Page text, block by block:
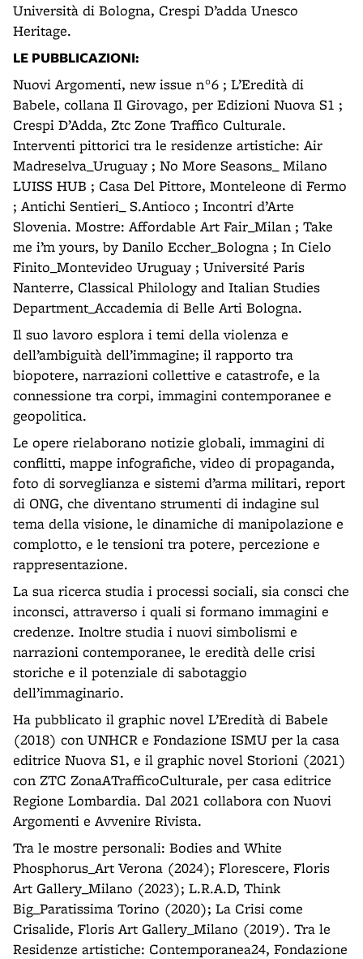
Università di Bologna, Crespi D’adda Unesco
Heritage.
LE PUBBLICAZIONI:
Nuovi Argomenti, new issue n°6 ; L’Eredità di
Babele, collana Il Girovago, per Edizioni Nuova S1 ;
Crespi D’Adda, Ztc Zone Traffico Culturale.
Interventi pittorici tra le residenze artistiche: Air
Madreselva_Uruguay ; No More Seasons_ Milano
LUISS HUB ; Casa Del Pittore, Monteleone di Fermo
; Antichi Sentieri_ S.Antioco ; Incontri d’Arte
Slovenia. Mostre: Affordable Art Fair_Milan ; Take
me i’m yours, by Danilo Eccher_Bologna ; In Cielo
Finito_Montevideo Uruguay ; Université Paris
Nanterre, Classical Philology and Italian Studies
Department_Accademia di Belle Arti Bologna.
Il suo lavoro esplora i temi della violenza e
dell’ambiguità dell’immagine; il rapporto tra
biopotere, narrazioni collettive e catastrofe, e la
connessione tra corpi, immagini contemporanee e
geopolitica.
Le opere rielaborano notizie globali, immagini di
conflitti, mappe infografiche, video di propaganda,
foto di sorveglianza e sistemi d’arma militari, report
di ONG, che diventano strumenti di indagine sul
tema della visione, le dinamiche di manipolazione e
complotto, e le tensioni tra potere, percezione e
rappresentazione.
La sua ricerca studia i processi sociali, sia consci che
inconsci, attraverso i quali si formano immagini e
credenze. Inoltre studia i nuovi simbolismi e
narrazioni contemporanee, le eredità delle crisi
storiche e il potenziale di sabotaggio
dell’immaginario.
Ha pubblicato il graphic novel L’Eredità di Babele
(2018) con UNHCR e Fondazione ISMU per la casa
editrice Nuova S1, e il graphic novel Storioni (2021)
con ZTC ZonaATrafficoCulturale, per casa editrice
Regione Lombardia. Dal 2021 collabora con Nuovi
Argomenti e Avvenire Rivista.
Tra le mostre personali: Bodies and White
Phosphorus_Art Verona (2024); Florescere, Floris
Art Gallery_Milano (2023); L.R.A.D, Think
Big_Paratissima Torino (2020); La Crisi come
Crisalide, Floris Art Gallery_Milano (2019). Tra le
Residenze artistiche: Contemporanea24, Fondazione